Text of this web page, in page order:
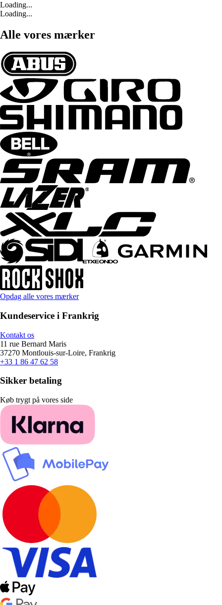
Loading...
Loading...
Alle vores mærker
Opdag alle vores mærker
Kundeservice i Frankrig
Kontakt os
11 rue Bernard Maris
37270 Montlouis-sur-Loire, Frankrig
+33 1 86 47 62 58
Sikker betaling
Køb trygt på vores side